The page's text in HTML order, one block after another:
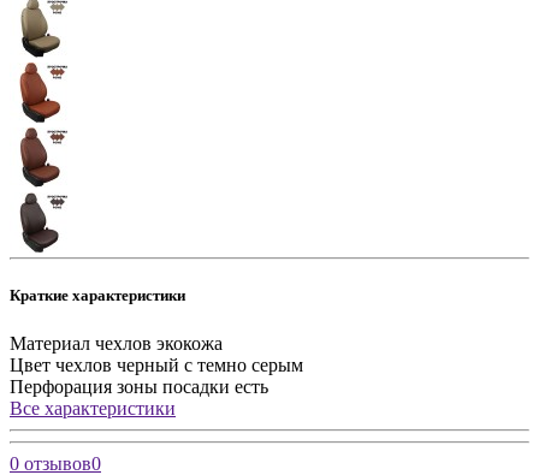
Краткие характеристики
Материал чехлов экокожа
Цвет чехлов черный с темно серым
Перфорация зоны посадки есть
Все характеристики
0 отзывов0